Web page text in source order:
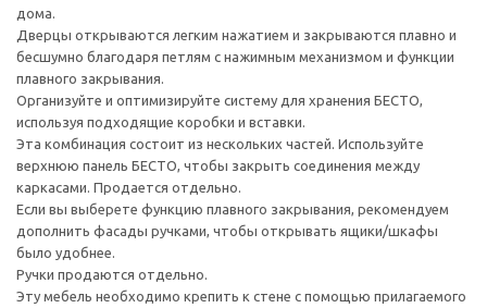
дома.
Дверцы открываются легким нажатием и закрываются плавно и
бесшумно благодаря петлям с нажимным механизмом и функции
плавного закрывания.
Организуйте и оптимизируйте систему для хранения БЕСТО,
используя подходящие коробки и вставки.
Эта комбинация состоит из нескольких частей. Используйте
верхнюю панель БЕСТО, чтобы закрыть соединения между
каркасами. Продается отдельно.
Если вы выберете функцию плавного закрывания, рекомендуем
дополнить фасады ручками, чтобы открывать ящики/шкафы
было удобнее.
Ручки продаются отдельно.
Эту мебель необходимо крепить к стене с помощью прилагаемого